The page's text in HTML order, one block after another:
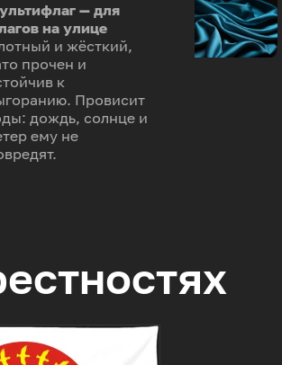
— для
на улице
и жёсткий,
прочен и
к
Провисит
дождь, солнце и
ему не